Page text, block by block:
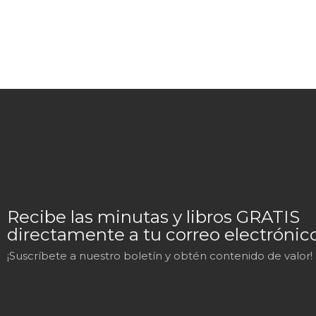
Recibe las minutas y libros GRATIS
directamente a tu correo
¡Suscríbete a nuestro boletín y obtén contenido de valor!